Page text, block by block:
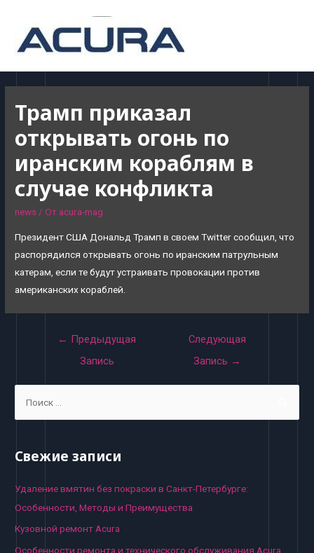
Трамп приказал
открывать огонь по
иранским кораблям в
случае конфликта
news/ От acura-mag
Президент США Дональд Трамп в своем Twitter сообщил, что
распорядился открывать огонь по иранским патрульным
катерам, если те будут устраивать провокации против
американских кораблей.
Навигация
← Предыдущая
Запись
Следующая
Запись →
r
h
f
o
Свежие записи
Удаление вмятин без покраски в Санкт-Петербурге:
Особенности, Методы и Преимущества
Кузовной ремонт Acura
Особенности ремонта и технического обслуживания Acura